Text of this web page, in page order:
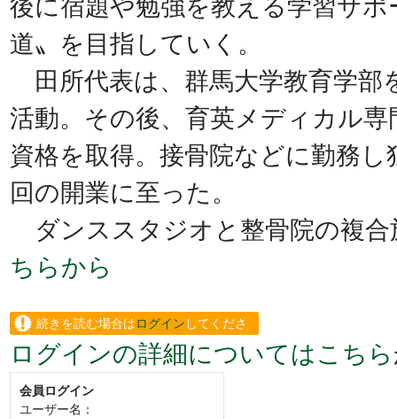
後に宿題や勉強を教える学習サ
道〟を目指していく。
田所代表は、群馬大学教育学部
活動。その後、育英メディカル
資格を取得。接骨院などに勤務
回の開業に至った。
ダンススタジオと整骨院の複合
ちらから
続きを読む場合はログイン してくださ
い。
ログインの詳細についてはこちら
会員ログイン
ユーザー名：